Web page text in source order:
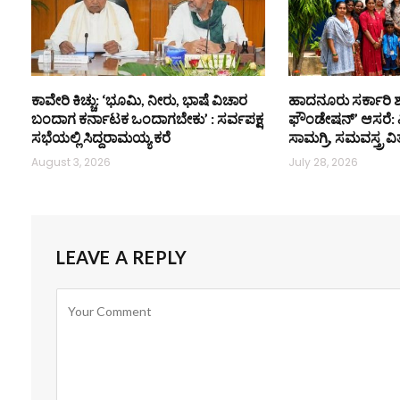
ಕಾವೇರಿ ಕಿಚ್ಚು: ‘ಭೂಮಿ, ನೀರು, ಭಾಷೆ ವಿಚಾರ
ಬಂದಾಗ ಕರ್ನಾಟಕ ಒಂದಾಗಬೇಕು’ : ಸರ್ವಪಕ್ಷ
ಸಭೆಯಲ್ಲಿ ಸಿದ್ದರಾಮಯ್ಯ ಕರೆ
August 3, 2026
ಹಾದನೂರು ಸರ್ಕಾರಿ
ಫೌಂಡೇಷನ್’ ಆಸರೆ:
ಸಾಮಗ್ರಿ, ಸಮವಸ್ತ್ರ
July 28, 2026
LEAVE A REPLY